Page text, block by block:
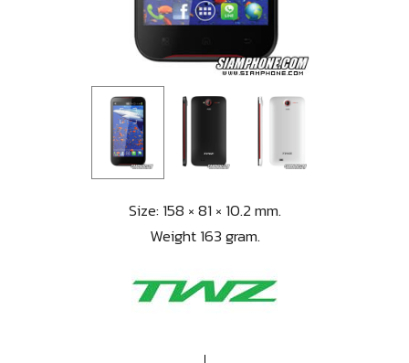
Size: 158 × 81 × 10.2 mm.
Weight 163 gram.